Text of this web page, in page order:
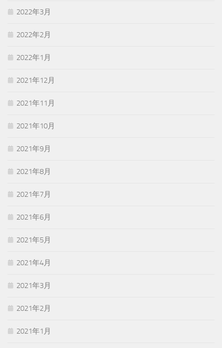
2022年3月
2022年2月
2022年1月
2021年12月
2021年11月
2021年10月
2021年9月
2021年8月
2021年7月
2021年6月
2021年5月
2021年4月
2021年3月
2021年2月
2021年1月